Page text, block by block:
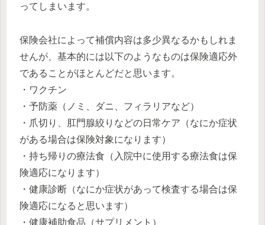
ってしまいます。
保険会社によって補償内容は多少異なるかもしれま
せんが、基本的には以下のようなものは保険適応外
であることがほとんどだと思います。
・ワクチン
・予防薬（ノミ、ダニ、フィラリアなど）
・爪切り、肛門腺絞りなどの日常ケア（なにか症状
がある場合は保険対象になります）
・持ち帰りの療法食（入院中に使用する療法食は保
険適応になります）
・健康診断（なにか症状があって検査する場合は保
険適応になると思います）
・健康補助食品（サプリメント）